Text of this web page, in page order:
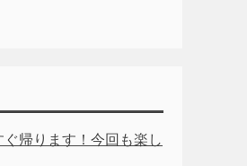
帰ります！今回も楽し